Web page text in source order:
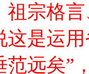
祖宗格
这是运
范远矣”